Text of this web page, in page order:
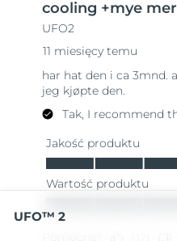
UFO™ 2